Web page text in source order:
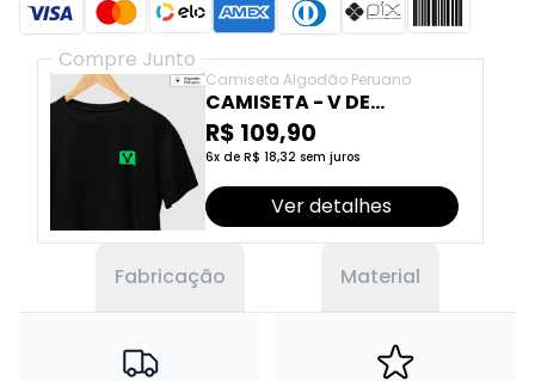
Compre Junto
Camiseta Algodão Peruano
CAMISETA - V DE
VAKINHA
R$ 109,90
6x de R$ 18,32 sem juros
Ver detalhes
Fabricação Material